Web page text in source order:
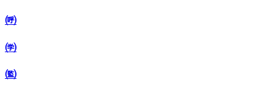
㈺
㈻
㈼